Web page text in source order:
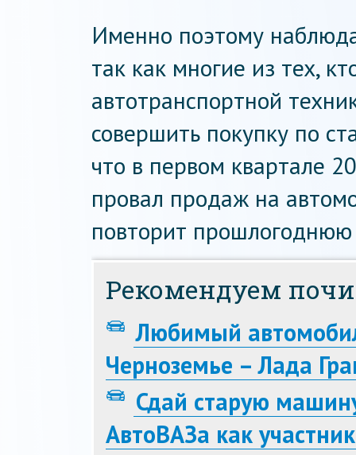
Именно поэтому
так как многие из тех,
автотранспортной
совершить покупку по
что в первом квартале
провал продаж на
повторит
Рекомендуем
Любимый
Черноземье – Лада
Сдай старую
АвтоВАЗа как